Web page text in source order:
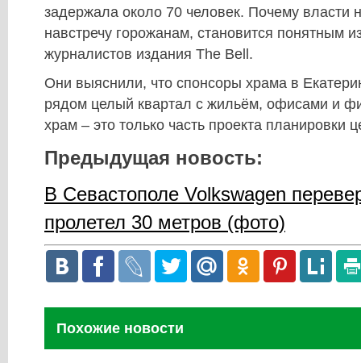
задержала около 70 человек. Почему власти
навстречу горожанам, становится понятным
журналистов издания The Bell.
Они выяснили, что спонсоры храма в
рядом целый квартал с жильём, офисами и
храм – это только часть проекта планировки
Предыдущая новость:
В Севастополе Volkswagen
пролетел 30 метров (фото)
Похожие новости